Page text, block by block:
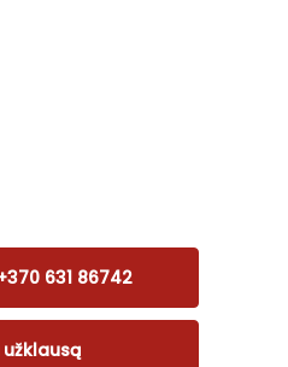
631 86742
užklausą